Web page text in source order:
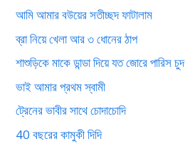
আমি আমার বউয়ের সতীচ্ছদ ফাটালাম
ব্রা নিয়ে খেলা আর ৩ ধোনের ঠাপ
শাশুড়িকে মাকে ডান্ডা দিয়ে যত জোরে পারিস চুদ
ভাই আমার প্রথম স্বামী
ট্রেনের ভাবীর সাথে চোদাচোদি
40 বছরের কামুকী দিদি